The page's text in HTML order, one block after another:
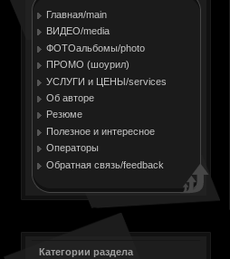
Главная/main
ВИДЕО/media
ФОТОальбомы/photo
ПРОМО (шоурил)
УСЛУГИ и ЦЕНЫ/services
Об авторе
Резюме
Полезное и интересное
Операторы
Обратная связь/feedback
Категории раздела